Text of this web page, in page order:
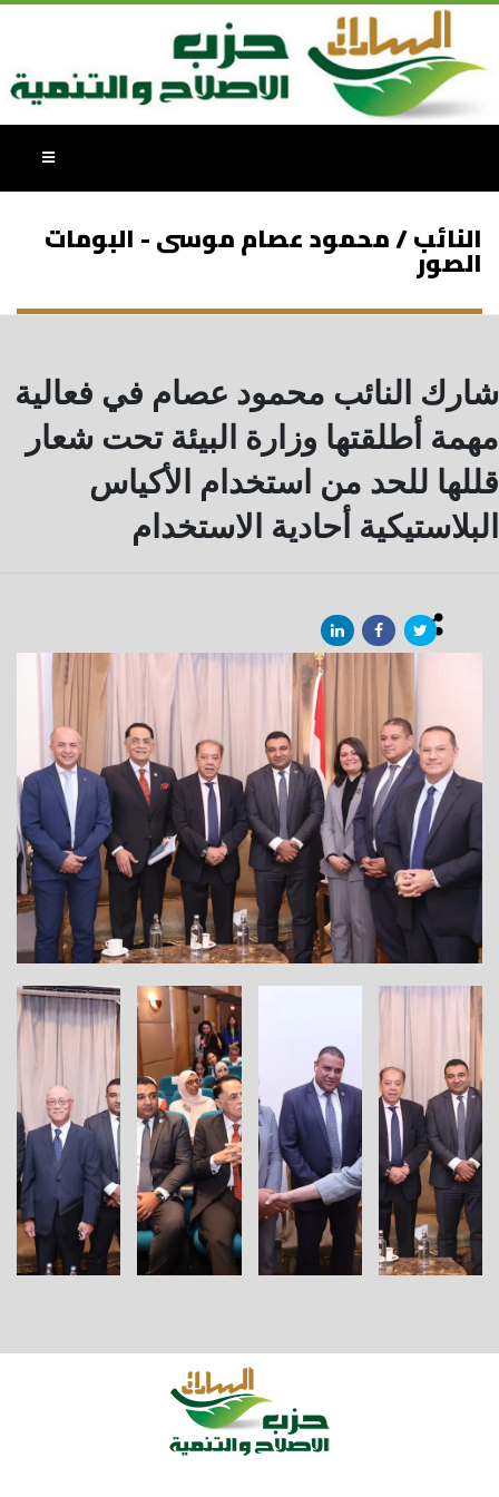
النائب / محمود عصام موسى - البومات
الصور
شارك النائب محمود عصام في فعالية
مهمة أطلقتها وزارة البيئة تحت شعار
قللها للحد من استخدام الأكياس
البلاستيكية أحادية الاستخدام